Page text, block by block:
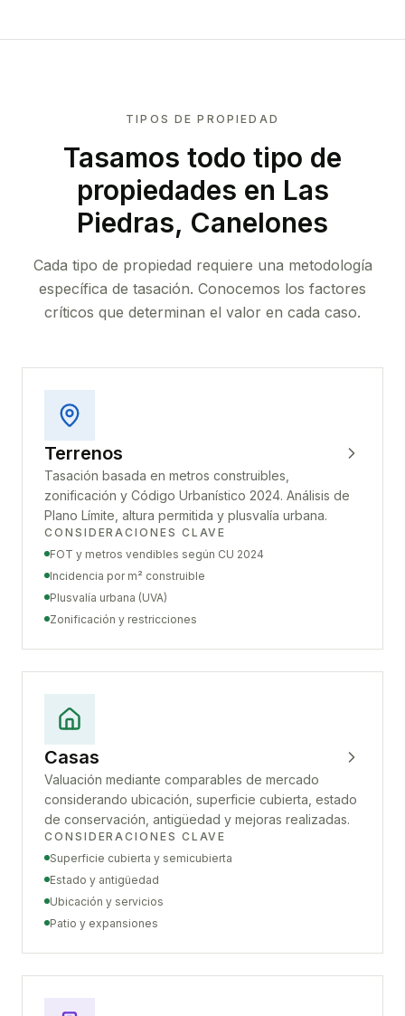
TIPOS DE PROPIEDAD
Tasamos todo tipo de
propiedades en Las
Piedras, Canelones
Cada tipo de propiedad requiere una metodología
específica de tasación. Conocemos los factores
críticos que determinan el valor en cada caso.
Terrenos
Tasación basada en metros construibles,
zonificación y Código Urbanístico 2024. Análisis de
Plano Límite, altura permitida y plusvalía urbana.
CONSIDERACIONES CLAVE
FOT y metros vendibles según CU 2024
Incidencia por m² construible
Plusvalía urbana (UVA)
Zonificación y restricciones
Casas
Valuación mediante comparables de mercado
considerando ubicación, superficie cubierta, estado
de conservación, antigüedad y mejoras realizadas.
CONSIDERACIONES CLAVE
Superficie cubierta y semicubierta
Estado y antigüedad
Ubicación y servicios
Patio y expansiones